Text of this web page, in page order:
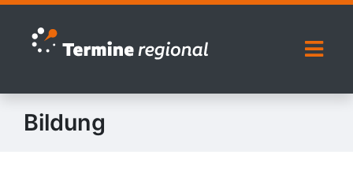
Zur Navigation springen
Zum Inhalt springen
Bildung